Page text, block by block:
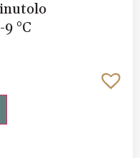
°C